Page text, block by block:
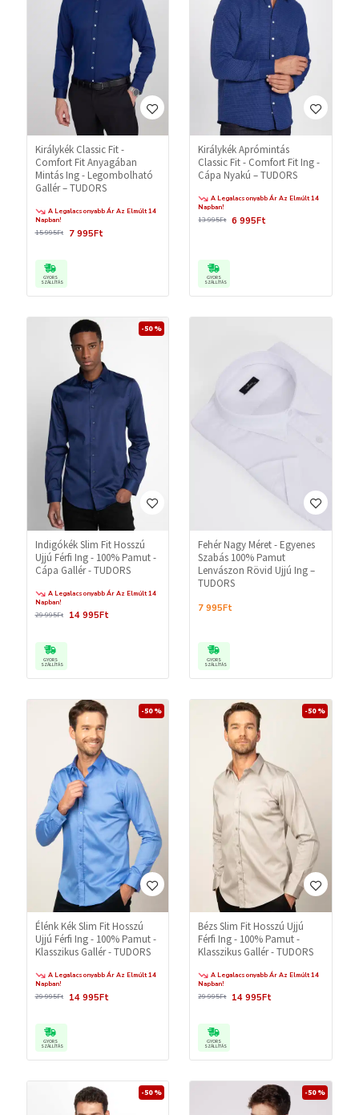
Királykék Classic Fit -
Comfort Fit Anyagában
Mintás Ing - Legombolható
Gallér – TUDORS
A Legalacsonyabb Ár Az Elmúlt 14
Napban!
7 995Ft
15 995Ft
GYORS
SZÁLLÍTÁS
Királykék Aprómintás
Classic Fit - Comfort Fit Ing -
Cápa Nyakú – TUDORS
A Legalacsonyabb Ár Az Elmúlt 14
Napban!
6 995Ft
13 995Ft
GYORS
SZÁLLÍTÁS
-50 %
Indigókék Slim Fit Hosszú
Ujjú Férfi Ing - 100% Pamut -
Cápa Gallér - TUDORS
A Legalacsonyabb Ár Az Elmúlt 14
Napban!
14 995Ft
29 995Ft
GYORS
SZÁLLÍTÁS
Fehér Nagy Méret - Egyenes
Szabás 100% Pamut
Lenvászon Rövid Ujjú Ing –
TUDORS
7 995Ft
GYORS
SZÁLLÍTÁS
-50 %
Élénk Kék Slim Fit Hosszú
Ujjú Férfi Ing - 100% Pamut -
Klasszikus Gallér - TUDORS
A Legalacsonyabb Ár Az Elmúlt 14
Napban!
14 995Ft
29 995Ft
GYORS
SZÁLLÍTÁS
-50 %
Bézs Slim Fit Hosszú Ujjú
Férfi Ing - 100% Pamut -
Klasszikus Gallér - TUDORS
A Legalacsonyabb Ár Az Elmúlt 14
Napban!
14 995Ft
29 995Ft
GYORS
SZÁLLÍTÁS
-50 % -50 %